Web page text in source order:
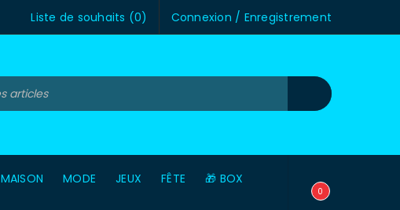
Connexion / Enregistrement
Liste de souhaits (0)
MAISON MODE JEUX FÊTE 🎁 BOX
0